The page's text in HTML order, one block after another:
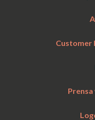
Customer